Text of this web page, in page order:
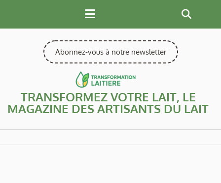
content
Abonnez-vous à notre newsletter
TRANSFORMEZ VOTRE LAIT, LE
MAGAZINE DES ARTISANTS DU LAIT